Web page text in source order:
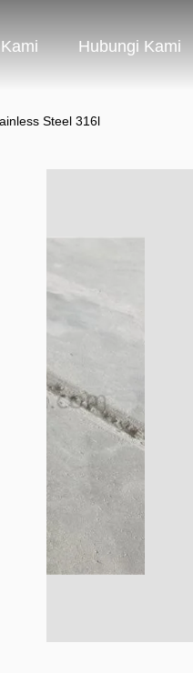
Hubungi Kami
Steel 316l